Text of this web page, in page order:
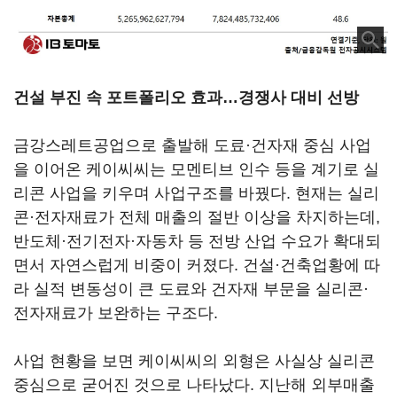
건설 부진 속 포트폴리오 효과…경쟁사 대비 선방
금강스레트공업으로 출발해 도료·건자재 중심 사업
을 이어온 케이씨씨는 모멘티브 인수 등을 계기로 실
리콘 사업을 키우며 사업구조를 바꿨다. 현재는 실리
콘·전자재료가 전체 매출의 절반 이상을 차지하는데,
반도체·전기전자·자동차 등 전방 산업 수요가 확대되
면서 자연스럽게 비중이 커졌다. 건설·건축업황에 따
라 실적 변동성이 큰 도료와 건자재 부문을 실리콘·
전자재료가 보완하는 구조다.
사업 현황을 보면 케이씨씨의 외형은 사실상 실리콘
중심으로 굳어진 것으로 나타났다. 지난해 외부매출